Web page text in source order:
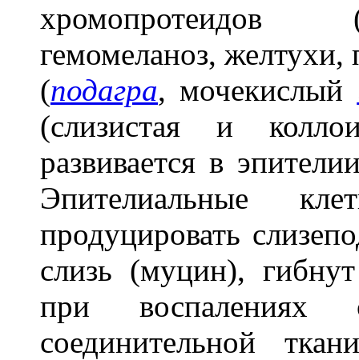
хромопротеидов
гемомеланоз,
(подагра, мочекислый
(слизистая и
развивается в
Эпителиальные
продуцировать
слизь (муцин),
при воспалениях
соединительной